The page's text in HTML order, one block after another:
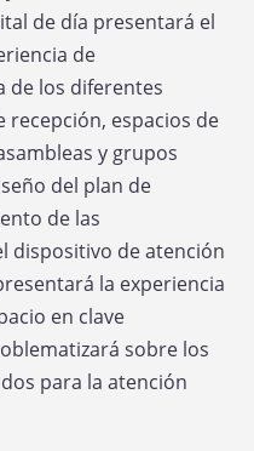
de día presentará el
de
de los diferentes
recepción, espacios de
y grupos
del plan de
de las
dispositivo de atención
la experiencia
en clave
sobre los
para la atención